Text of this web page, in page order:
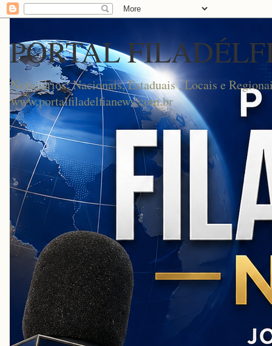
PORTAL
Noticiários: Nacionais, Estaduais , Locais e
www.portalfiladelfianews.com.br